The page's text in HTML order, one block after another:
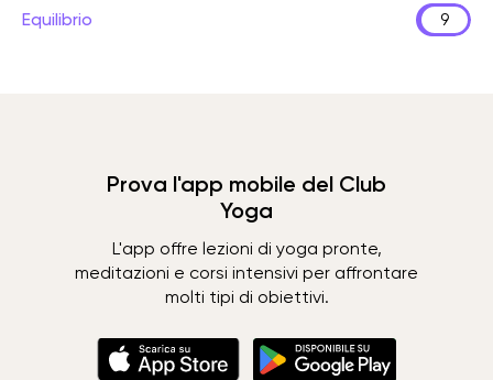
Equilibrio 9
Prova l'app mobile del Club
Yoga
L'app offre lezioni di yoga pronte,
meditazioni e corsi intensivi per affrontare
molti tipi di obiettivi.